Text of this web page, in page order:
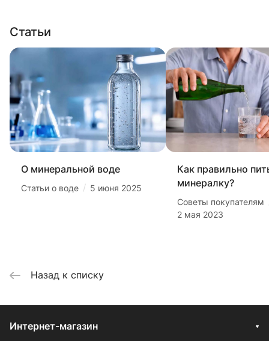
Статьи
О минеральной воде
Статьи о воде / 5 июня 2025
Как правильно
минералку?
Советы покупателям
2 мая 2023
Назад к списку
Интернет-магазин